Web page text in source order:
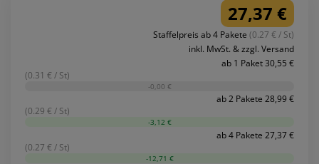
27,37 €
Staffelpreis ab 4 Pakete (0.27 € / St)
inkl. MwSt. & zzgl. Versand
ab 1 Paket 30,55 €
(0.31 € / St)
-0,00 €
ab 2 Pakete 28,99 €
(0.29 € / St)
-3,12 €
ab 4 Pakete 27,37 €
(0.27 € / St)
-12,71 €